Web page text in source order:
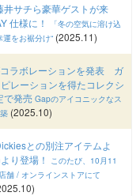
井サチら豪華ゲストが来
仕様に！
「冬の空気に溶け込
をお裾分け“ (2025.11)
ラボレーションを発表 ガ
レーションを得たコレクシ
で発売 Gapのアイコニックなス
(2025.10)
との別注アイテムよ
り登場！ このたび、10月11
舗 / オンラインストアにて